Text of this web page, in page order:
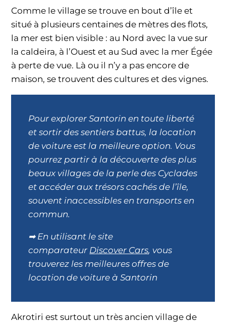
Comme le village se trouve en bout d’île et
situé à plusieurs centaines de mètres des flots,
la mer est bien visible : au Nord avec la vue sur
la caldeira, à l’Ouest et au Sud avec la mer Égée
à perte de vue. Là ou il n’y a pas encore de
maison, se trouvent des cultures et des vignes.
Pour explorer Santorin en toute liberté
et sortir des sentiers battus, la location
de voiture est la meilleure option. Vous
pourrez partir à la découverte des plus
beaux villages de la perle des Cyclades
et accéder aux trésors cachés de l’île,
souvent inaccessibles en transports en
commun.
➡ En utilisant le site
comparateur Discover Cars, vous
trouverez les meilleures offres de
location de voiture à Santorin
Akrotiri est surtout un très ancien village de